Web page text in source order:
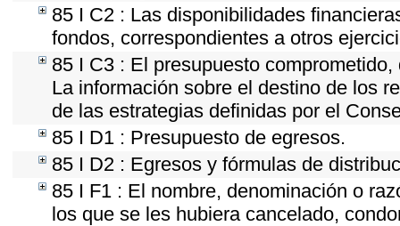
85 I C2 : Las disponibilidades
fondos, correspondientes a otros
85 I C3 : El presupuesto
La información sobre el destino de los
de las estrategias definidas por el
85 I D1 : Presupuesto de egresos.
85 I D2 : Egresos y fórmulas de
85 I F1 : El nombre, denominación o
los que se les hubiera cancelado,